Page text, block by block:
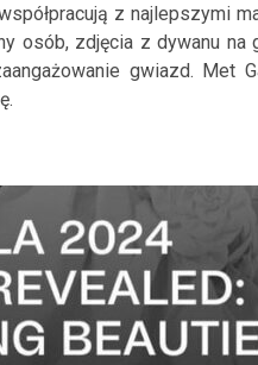
z najlepszymi
osób, zdjęcia z dywanu
gwiazd. Met